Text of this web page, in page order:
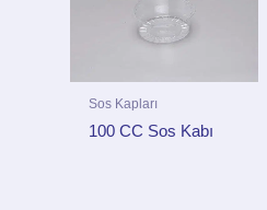
Sos Kapları
100 CC Sos Kabı